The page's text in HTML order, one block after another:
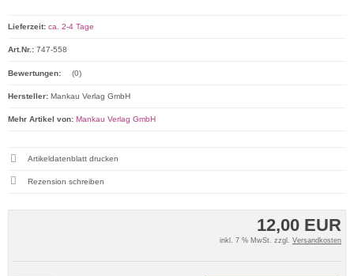
12,00 EUR
inkl. 7 % MwSt. zzgl. Versandkosten
Lieferzeit: ca. 2-4 Tage
Art.Nr.: 747-558
Bewertungen: (0)
Hersteller: Mankau Verlag GmbH
Mehr Artikel von: Mankau Verlag GmbH
Artikeldatenblatt drucken
Rezension schreiben